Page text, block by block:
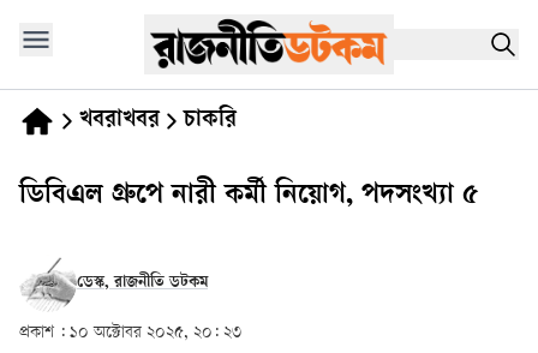
খবরাখবর চাকরি
ডিবিএল গ্রুপে নারী কর্মী নিয়োগ, পদসংখ্যা ৫
ডেস্ক, রাজনীতি ডটকম
প্রকাশ : ১০ অক্টোবর ২০২৫, ২০: ২৩